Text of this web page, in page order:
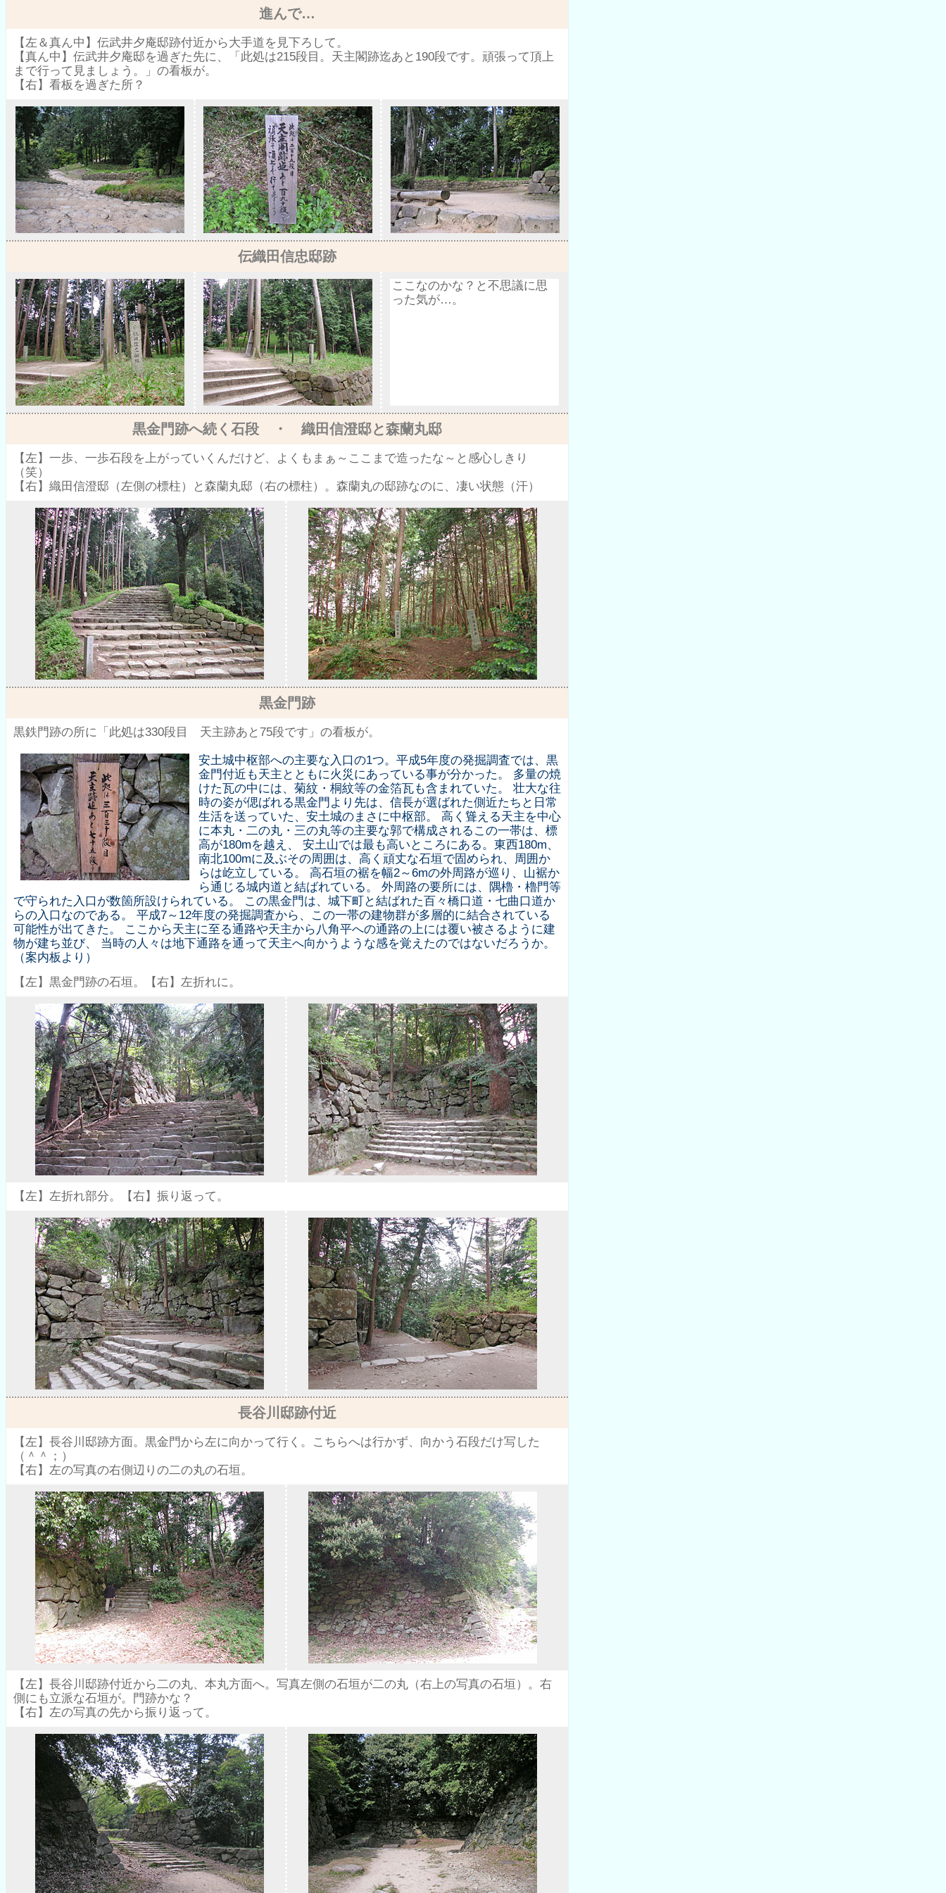
進んで…
【左＆真ん中】伝武井夕庵邸跡付近から大手道を見下ろして。
【真ん中】伝武井夕庵邸を過ぎた先に、「此処は215段目。天主閣跡迄あと190段です。頑張って頂上
まで行って見ましょう。」の看板が。
【右】看板を過ぎた所？
伝織田信忠邸跡
ここなのかな？と不思議に思
った気が…。
黒金門跡へ続く石段 ・ 織田信澄邸と森蘭丸邸
【左】一歩、一歩石段を上がっていくんだけど、よくもまぁ～ここまで造ったな～と感心しきり
（笑）
【右】織田信澄邸（左側の標柱）と森蘭丸邸（右の標柱）。森蘭丸の邸跡なのに、凄い状態（汗）
黒金門跡
黒鉄門跡の所に「此処は330段目 天主跡あと75段です」の看板が。
安土城中枢部への主要な入口の1つ。平成5年度の発掘調査では、黒
金門付近も天主とともに火災にあっている事が分かった。 多量の焼
けた瓦の中には、菊紋・桐紋等の金箔瓦も含まれていた。 壮大な往
時の姿が偲ばれる黒金門より先は、信長が選ばれた側近たちと日常
生活を送っていた、安土城のまさに中枢部。 高く聳える天主を中心
に本丸・二の丸・三の丸等の主要な郭で構成されるこの一帯は、標
高が180mを越え、 安土山では最も高いところにある。東西180m、
南北100mに及ぶその周囲は、高く頑丈な石垣で固められ、周囲か
らは屹立している。 高石垣の裾を幅2～6mの外周路が巡り、山裾か
ら通じる城内道と結ばれている。 外周路の要所には、隅櫓・櫓門等
で守られた入口が数箇所設けられている。 この黒金門は、城下町と結ばれた百々橋口道・七曲口道か
らの入口なのである。 平成7～12年度の発掘調査から、この一帯の建物群が多層的に結合されている
可能性が出てきた。 ここから天主に至る通路や天主から八角平への通路の上には覆い被さるように建
物が建ち並び、 当時の人々は地下通路を通って天主へ向かうような感を覚えたのではないだろうか。
（案内板より）
【左】黒金門跡の石垣。【右】左折れに。
【左】左折れ部分。【右】振り返って。
長谷川邸跡付近
【左】長谷川邸跡方面。黒金門から左に向かって行く。こちらへは行かず、向かう石段だけ写した
（＾＾；）
【右】左の写真の右側辺りの二の丸の石垣。
【左】長谷川邸跡付近から二の丸、本丸方面へ。写真左側の石垣が二の丸（右上の写真の石垣）。右
側にも立派な石垣が。門跡かな？
【右】左の写真の先から振り返って。